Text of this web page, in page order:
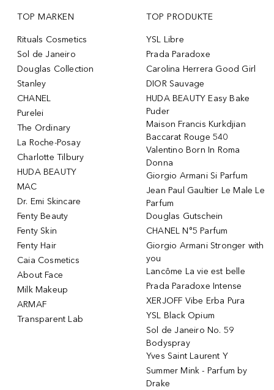
TOP MARKEN
Rituals Cosmetics
Sol de Janeiro
Douglas Collection
Stanley
CHANEL
Purelei
The Ordinary
La Roche-Posay
Charlotte Tilbury
HUDA BEAUTY
MAC
Dr. Emi Skincare
Fenty Beauty
Fenty Skin
Fenty Hair
Caia Cosmetics
About Face
Milk Makeup
ARMAF
Transparent Lab
TOP PRODUKTE
YSL Libre
Prada Paradoxe
Carolina Herrera Good Girl
DIOR Sauvage
HUDA BEAUTY Easy Bake
Puder
Maison Francis Kurkdjian
Baccarat Rouge 540
Valentino Born In Roma
Donna
Giorgio Armani Si Parfum
Jean Paul Gaultier Le Male Le
Parfum
Douglas Gutschein
CHANEL N°5 Parfum
Giorgio Armani Stronger with
you
Lancôme La vie est belle
Prada Paradoxe Intense
XERJOFF Vibe Erba Pura
YSL Black Opium
Sol de Janeiro No. 59
Bodyspray
Yves Saint Laurent Y
Summer Mink - Parfum by
Drake